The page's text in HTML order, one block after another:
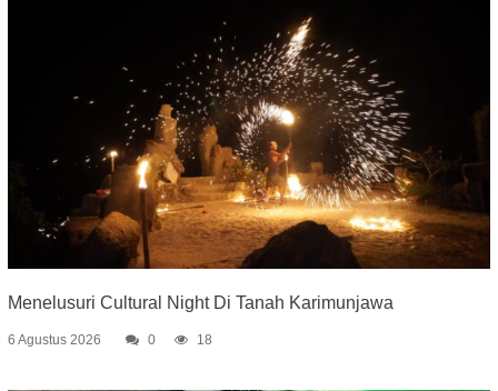
Menelusuri Cultural Night Di Tanah Karimunjawa
6 Agustus 2026 0 18